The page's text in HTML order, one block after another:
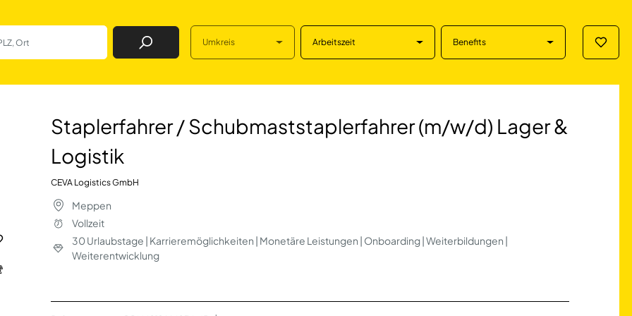
Job Finden Umkreis Arbeitszeit Benefits
(m/w/d)
Staplerfahrer / Schubmaststaplerfahrer (m/w/d) Lager &
Logistik
CEVA Logistics GmbH
Meppen
Vollzeit
30 Urlaubstage | Karrieremöglichkeiten | Monetäre Leistungen | Onboarding | Weiterbildungen |
Weiterentwicklung